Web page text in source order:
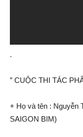
.
” CUỘC THI TÁC
+ Họ và tên : Nguyễn
SAIGON BIM)